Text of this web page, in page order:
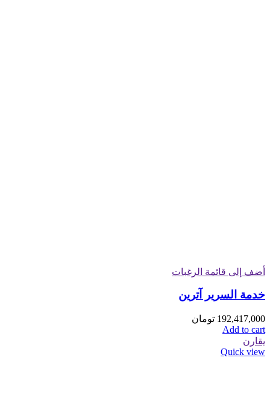
أضف إلى قائمة الرغبات
خدمة السرير آترين
192,417,000 تومان
Add to cart
يقارن
Quick view